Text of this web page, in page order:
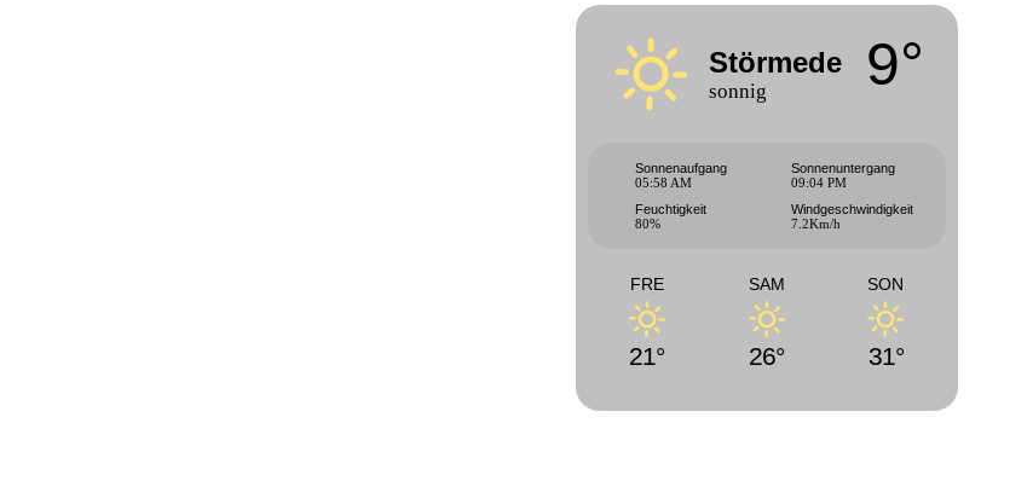
Störmede
sonnig 9°
Sonnenaufgang
05:58 AM
Sonnenuntergang
09:04 PM
Feuchtigkeit
80%
Windgeschwindigkeit
7.2Km/h
FRE
21°
SAM
26°
SON
31°